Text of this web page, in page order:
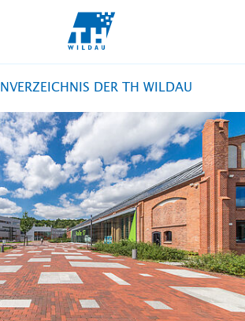
TH-
UND TRANSFER
und Anfahrt Webmail Moodle
Personensuche English
DER TH WILDAU